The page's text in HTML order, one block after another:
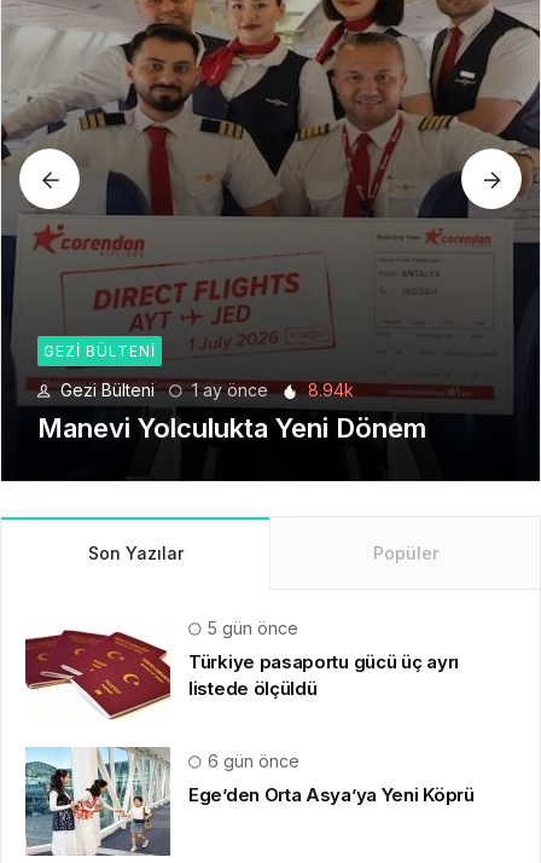
GEZI BÜLTENI
Gezi Bülteni 1 ay önce 8.94k
Manevi Yolculukta Yeni Dönem
Son Yazılar Popüler
5 gün önce
Türkiye pasaportu gücü üç ayrı
listede ölçüldü
6 gün önce
Ege’den Orta Asya’ya Yeni Köprü